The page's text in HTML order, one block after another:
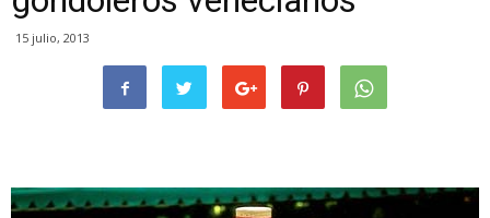
15 julio, 2013